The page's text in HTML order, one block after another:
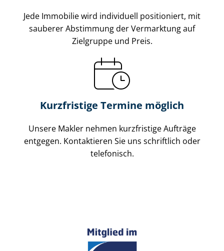
Jede Immobilie wird individuell positioniert, mit
sauberer Abstimmung der Vermarktung auf
Zielgruppe und Preis.
Kurzfristige Termine möglich
Unsere Makler nehmen kurzfristige Aufträge
entgegen. Kontaktieren Sie uns schriftlich oder
telefonisch.